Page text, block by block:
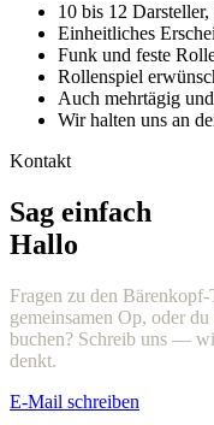
10 bis 12 Darsteller,
Einheitliches
Funk und feste
Rollenspiel
Auch mehrtägig
Wir halten uns an
Kontakt
Sag einfach
Hallo
Fragen zu den
gemeinsamen Op, oder
buchen? Schreib uns —
denkt.
E-Mail schreiben